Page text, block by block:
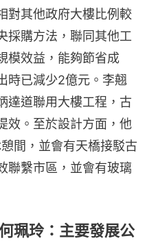
對其他政府大樓比例較
採購方法，聯同其他工
模效益，能夠節省成
時已減少2億元。李翹
達道聯用大樓工程，古
效。至於設計方面，他
間，並會有天橋接駁古
聯繫市區，並會有玻璃
珮玲：主要發展公